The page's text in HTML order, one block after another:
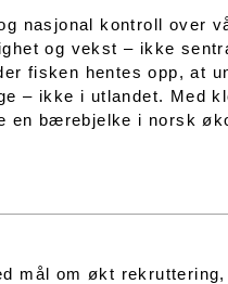
nasjonal kontroll over
og vekst – ikke
fisken hentes opp, at
– ikke i utlandet. Med
en bærebjelke i norsk
mål om økt